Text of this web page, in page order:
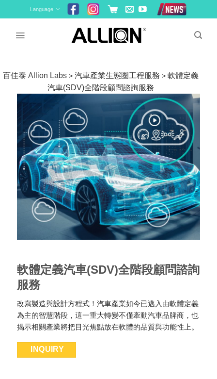
to
Language
百佳泰 Allion Labs >汽車產業生態圈工程服務 >軟體定義
汽車(SDV)全階段顧問諮詢服務
軟體定義汽車(SDV)全階段顧問諮詢
服務
改寫製造與設計方程式！汽車產業如今已邁入由軟體定義
為主的智慧階段，這一重大轉變不僅牽動汽車品牌商，也
揭示相關產業將把目光焦點放在軟體的品質與功能性上。
INQUIRY